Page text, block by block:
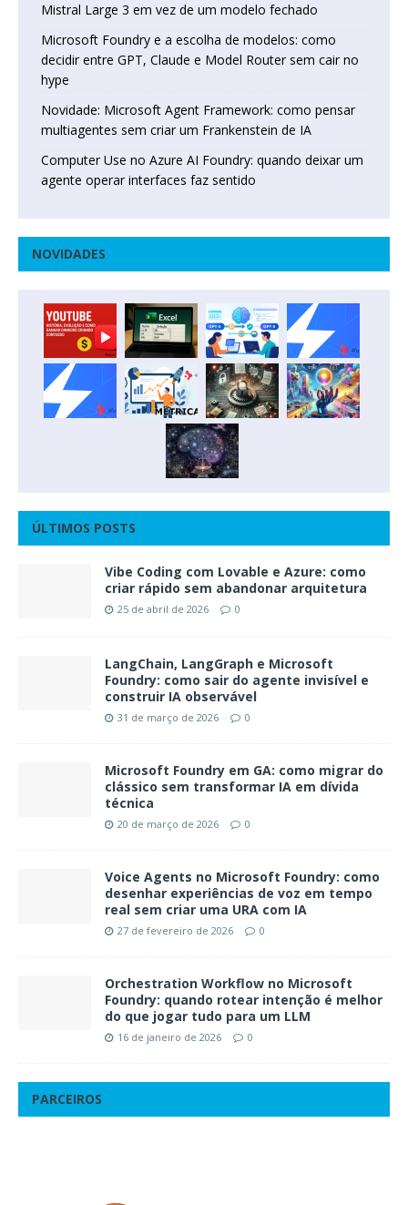
Mistral Large 3 em vez de um modelo fechado
Microsoft Foundry e a escolha de modelos: como
decidir entre GPT, Claude e Model Router sem cair no
hype
Novidade: Microsoft Agent Framework: como pensar
multiagentes sem criar um Frankenstein de IA
Computer Use no Azure AI Foundry: quando deixar um
agente operar interfaces faz sentido
NOVIDADES
ÚLTIMOS POSTS
Vibe Coding com Lovable e Azure: como
criar rápido sem abandonar arquitetura
25 de abril de 2026 0
LangChain, LangGraph e Microsoft
Foundry: como sair do agente invisível e
construir IA observável
31 de março de 2026 0
Microsoft Foundry em GA: como migrar do
clássico sem transformar IA em dívida
técnica
20 de março de 2026 0
Voice Agents no Microsoft Foundry: como
desenhar experiências de voz em tempo
real sem criar uma URA com IA
27 de fevereiro de 2026 0
Orchestration Workflow no Microsoft
Foundry: quando rotear intenção é melhor
do que jogar tudo para um LLM
16 de janeiro de 2026 0
PARCEIROS